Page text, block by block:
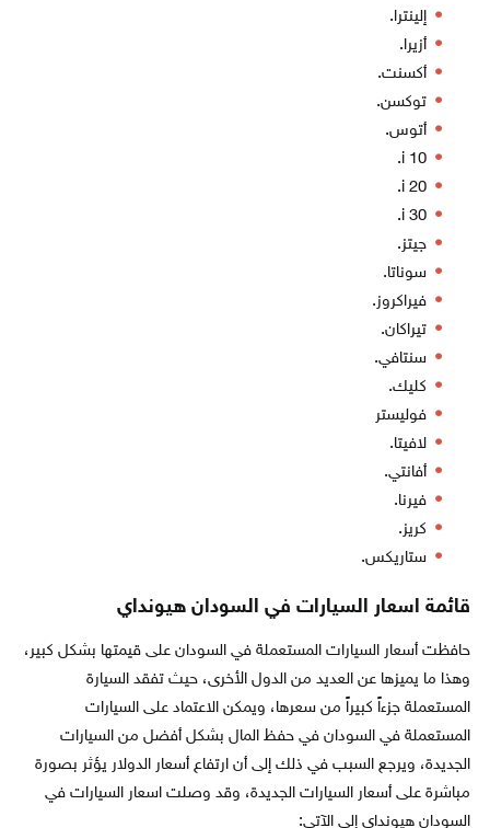
إلينترا.
أزيرا.
أكسنت.
توكسن.
أتوس.
i 10.
i 20.
i 30.
جيتز.
سوناتا.
فيراكروز.
تيراكان.
سنتافي.
كليك.
فوليستر
لافيتا.
أفانتي.
فيرنا.
كريز.
ستاريكس.
قائمة اسعار السيارات في السودان هيونداي
حافظت أسعار السيارات المستعملة في السودان على قيمتها بشكل كبير،
وهذا ما يميزها عن العديد من الدول الأخرى، حيث تفقد السيارة
المستعملة جزءاً كبيراً من سعرها، ويمكن الاعتماد على السيارات
المستعملة في السودان في حفظ المال بشكل أفضل من السيارات
الجديدة، ويرجع السبب في ذلك إلى أن ارتفاع أسعار الدولار يؤثر بصورة
مباشرة على أسعار السيارات الجديدة، وقد وصلت اسعار السيارات في
السودان هيونداي إلى الآتي: